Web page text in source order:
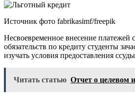
Источник фото fabrikasimf/freepik
Несвоевременное внесение платежей
обязательств по кредиту студенты
изучать условия предоставления
Читать статью Отчет о целевом